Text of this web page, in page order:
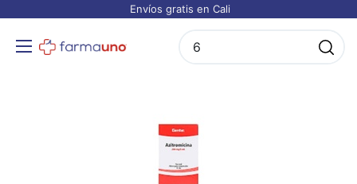
Envíos gratis en Cali